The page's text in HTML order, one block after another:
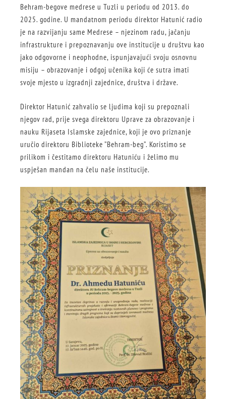
Behram-begove medrese u Tuzli u periodu od 2013. do
2025. godine. U mandatnom periodu direktor Hatunić radio
je na razvijanju same Medrese – njezinom radu, jačanju
infrastrukture i prepoznavanju ove institucije u društvu kao
jako odgovorne i neophodne, ispunjavajući svoju osnovnu
misiju – obrazovanje i odgoj učenika koji će sutra imati
svoje mjesto u izgradnji zajednice, društva i države.
Direktor Hatunić zahvalio se ljudima koji su prepoznali
njegov rad, prije svega direktoru Uprave za obrazovanje i
nauku Rijaseta Islamske zajednice, koji je ovo priznanje
uručio direktoru Biblioteke ”Behram-beg”. Koristimo se
prilikom i čestitamo direktoru Hatuniću i želimo mu
uspješan mandan na čelu naše institucije.